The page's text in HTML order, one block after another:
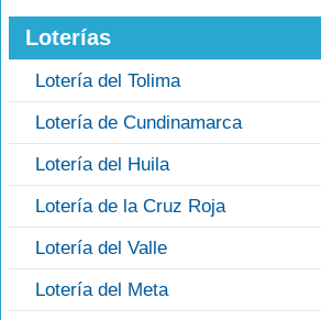
Loterías
Lotería del Tolima
Lotería de Cundinamarca
Lotería del Huila
Lotería de la Cruz Roja
Lotería del Valle
Lotería del Meta